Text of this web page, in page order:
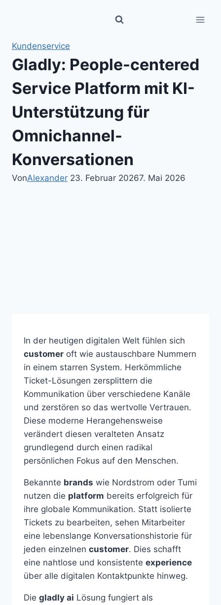
Kundenservice
Gladly: People-centered
Service Platform mit KI-
Unterstützung für
Omnichannel-
Konversationen
VonAlexander 23. Februar 20267. Mai 2026
In der heutigen digitalen Welt fühlen sich
customer oft wie austauschbare Nummern
in einem starren System. Herkömmliche
Ticket-Lösungen zersplittern die
Kommunikation über verschiedene Kanäle
und zerstören so das wertvolle Vertrauen.
Diese moderne Herangehensweise
verändert diesen veralteten Ansatz
grundlegend durch einen radikal
persönlichen Fokus auf den Menschen.
Bekannte brands wie Nordstrom oder Tumi
nutzen die platform bereits erfolgreich für
ihre globale Kommunikation. Statt isolierte
Tickets zu bearbeiten, sehen Mitarbeiter
eine lebenslange Konversationshistorie für
jeden einzelnen customer. Dies schafft
eine nahtlose und konsistente experience
über alle digitalen Kontaktpunkte hinweg.
Die gladly ai Lösung fungiert als